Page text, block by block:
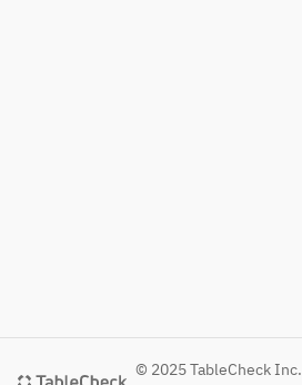
© 2025 TableCheck Inc.